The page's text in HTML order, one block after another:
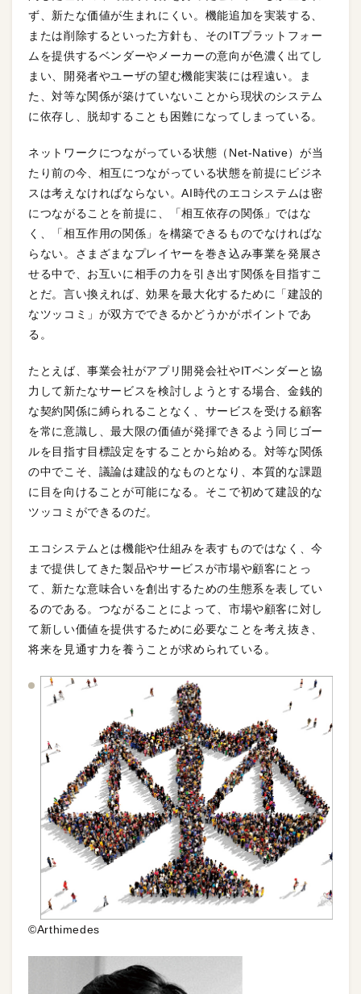
ず、新たな価値が生まれにくい。機能追加を実装する、
または削除するといった方針も、そのITプラットフォー
ムを提供するベンダーやメーカーの意向が色濃く出てし
まい、開発者やユーザの望む機能実装には程遠い。ま
た、対等な関係が築けていないことから現状のシステム
に依存し、脱却することも困難になってしまっている。
ネットワークにつながっている状態（Net-Native）が当
たり前の今、相互につながっている状態を前提にビジネ
スは考えなければならない。AI時代のエコシステムは密
につながることを前提に、「相互依存の関係」ではな
く、「相互作用の関係」を構築できるものでなければな
らない。さまざまなプレイヤーを巻き込み事業を発展さ
せる中で、お互いに相手の力を引き出す関係を目指すこ
とだ。言い換えれば、効果を最大化するために「建設的
なツッコミ」が双方でできるかどうかがポイントであ
る。
たとえば、事業会社がアプリ開発会社やITベンダーと協
力して新たなサービスを検討しようとする場合、金銭的
な契約関係に縛られることなく、サービスを受ける顧客
を常に意識し、最大限の価値が発揮できるよう同じゴー
ルを目指す目標設定をすることから始める。対等な関係
の中でこそ、議論は建設的なものとなり、本質的な課題
に目を向けることが可能になる。そこで初めて建設的な
ツッコミができるのだ。
エコシステムとは機能や仕組みを表すものではなく、今
まで提供してきた製品やサービスが市場や顧客にとっ
て、新たな意味合いを創出するための生態系を表してい
るのである。つながることによって、市場や顧客に対し
て新しい価値を提供するために必要なことを考え抜き、
将来を見通す力を養うことが求められている。
©Arthimedes